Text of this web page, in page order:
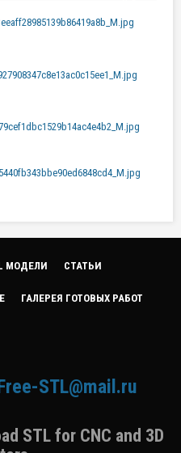
МОДЕЛИ СТАТЬИ
ГАЛЕРЕЯ ГОТОВЫХ РАБОТ
STL@mail.ru
STL for CNC and 3D